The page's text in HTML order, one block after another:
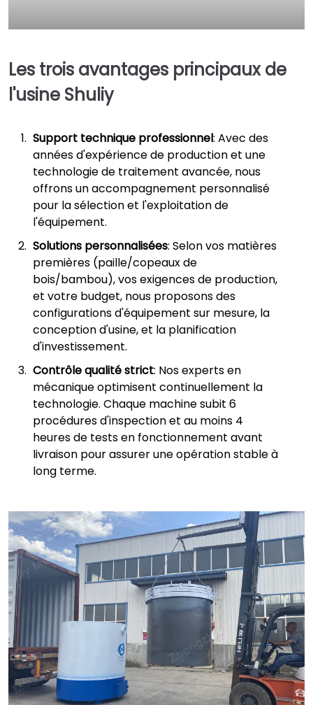
Les trois avantages principaux de
l'usine Shuliy
Support technique professionnel: Avec des
années d'expérience de production et une
technologie de traitement avancée, nous
offrons un accompagnement personnalisé
pour la sélection et l'exploitation de
l'équipement.
Solutions personnalisées: Selon vos matières
premières (paille/copeaux de
bois/bambou), vos exigences de production,
et votre budget, nous proposons des
configurations d'équipement sur mesure, la
conception d'usine, et la planification
d'investissement.
Contrôle qualité strict: Nos experts en
mécanique optimisent continuellement la
technologie. Chaque machine subit 6
procédures d'inspection et au moins 4
heures de tests en fonctionnement avant
livraison pour assurer une opération stable à
long terme.